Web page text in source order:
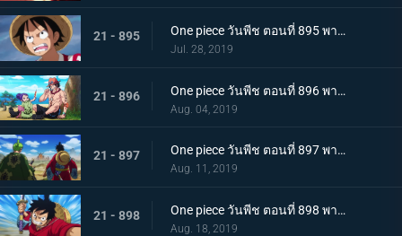
21 - 895 One piece วันพีช ตอนที่ 895 พากย์ไทย ตอนพิเศษ! นักล่าค่าหัวสุดแกร่ง ซีดอล
Jul. 28, 2019
21 - 896 One piece วันพีช ตอนที่ 896 พากย์ไทย ตอนพิเศษ! ศึกตัดสินระหว่างลูฟี่และเจ้าแห่งแก๊ส
Aug. 04, 2019
21 - 897 One piece วันพีช ตอนที่ 897 พากย์ไทย ช่วยโอทามะ หมวกฟางทะลวงฝ่าทุ่งรกร้าง!
Aug. 11, 2019
21 - 898 One piece วันพีช ตอนที่ 898 พากย์ไทย ดาราเด่น! จอมขมังเวทย์ฮอว์คินส์ออกโรง
Aug. 18, 2019